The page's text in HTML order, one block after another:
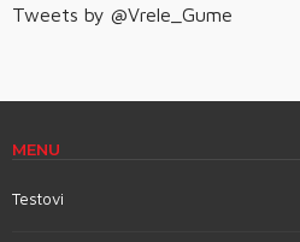
Tweets by @Vrele_Gume
MENU
Testovi